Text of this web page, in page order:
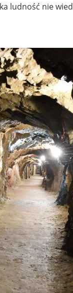
ludność nie